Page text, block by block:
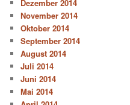
Dezember 2014
November 2014
Oktober 2014
September 2014
August 2014
Juli 2014
Juni 2014
Mai 2014